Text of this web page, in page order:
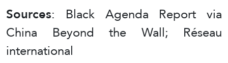
Sources: Black Agenda Report via
China Beyond the Wall; Réseau
international